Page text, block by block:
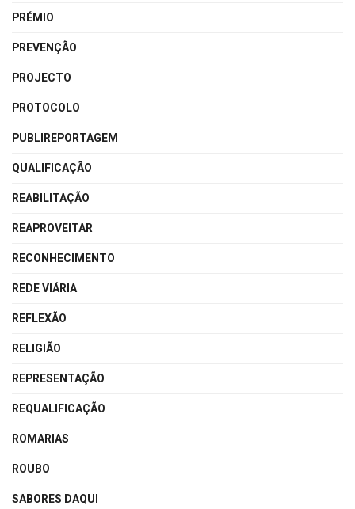
PRÉMIO
PREVENÇÃO
PROJECTO
PROTOCOLO
PUBLIREPORTAGEM
QUALIFICAÇÃO
REABILITAÇÃO
REAPROVEITAR
RECONHECIMENTO
REDE VIÁRIA
REFLEXÃO
RELIGIÃO
REPRESENTAÇÃO
REQUALIFICAÇÃO
ROMARIAS
ROUBO
SABORES DAQUI